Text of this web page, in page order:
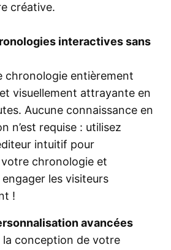
créative.
interactives sans
chronologie entièrement
visuellement attrayante en
Aucune connaissance en
n’est requise : utilisez
intuitif pour
chronologie et
les visiteurs
!
avancées
la conception de votre